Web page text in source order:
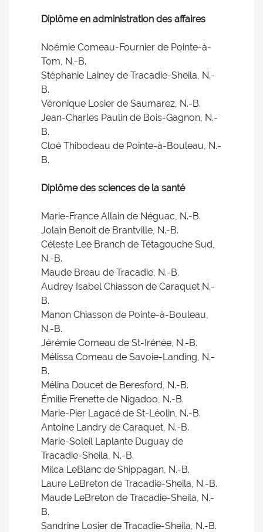
Diplôme en administration des affaires
Noémie Comeau-Fournier de Pointe-à-
Tom, N.-B.
Stéphanie Lainey de Tracadie-Sheila, N.-
B.
Véronique Losier de Saumarez, N.-B.
Jean-Charles Paulin de Bois-Gagnon, N.-
B.
Cloé Thibodeau de Pointe-à-Bouleau, N.-
B.
Diplôme des sciences de la santé
Marie-France Allain de Néguac, N.-B.
Jolain Benoit de Brantville, N.-B.
Céleste Lee Branch de Tétagouche Sud,
N.-B.
Maude Breau de Tracadie, N.-B.
Audrey Isabel Chiasson de Caraquet N.-
B.
Manon Chiasson de Pointe-à-Bouleau,
N.-B.
Jérémie Comeau de St-Irénée, N.-B.
Mélissa Comeau de Savoie-Landing, N.-
B.
Mélina Doucet de Beresford, N.-B.
Émilie Frenette de Nigadoo, N.-B.
Marie-Pier Lagacé de St-Léolin, N.-B.
Antoine Landry de Caraquet, N.-B.
Marie-Soleil Laplante Duguay de
Tracadie-Sheila, N.-B.
Milca LeBlanc de Shippagan, N.-B.
Laure LeBreton de Tracadie-Sheila, N.-B.
Maude LeBreton de Tracadie-Sheila, N.-
B.
Sandrine Losier de Tracadie-Sheila, N.-B.